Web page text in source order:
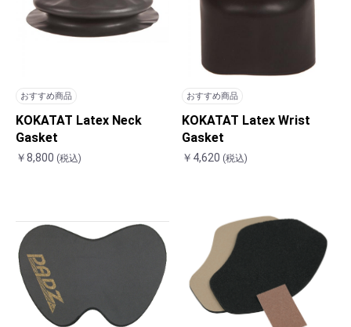
おすすめ商品
KOKATAT Latex Neck
Gasket
￥8,800 (税込)
おすすめ商品
KOKATAT Latex Wrist
Gasket
￥4,620 (税込)